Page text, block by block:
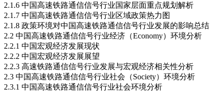
2.1.6 中国高速铁路通信信号行业国家层面重点规划解析
2.1.7 中国高速铁路通信信号行业区域政策热力图
2.1.8 政策环境对中国高速铁路通信信号行业发展的影响总结
2.2 中国高速铁路通信信号行业经济（Economy）环境分析
2.2.1 中国宏观经济发展现状
2.2.2 中国宏观经济发展展望
2.2.3 高速铁路通信信号行业发展与宏观经济相关性分析
2.3 中国高速铁路通信信号行业社会（Society）环境分析
2.3.1 中国高速铁路通信信号行业社会环境分析